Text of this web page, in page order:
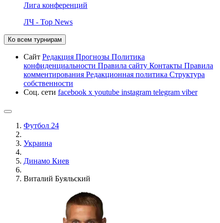
Лига конференций
ЛЧ - Top News
Ко всем турнирам
Сайт Редакция Прогнозы Политика
конфиденциальности Правила сайту Контакты Правила
комментирования Редакционная политика Структура
собственности
Соц. сети facebook x youtube instagram telegram viber
Футбол 24
Украина
Динамо Киев
Виталий Буяльский